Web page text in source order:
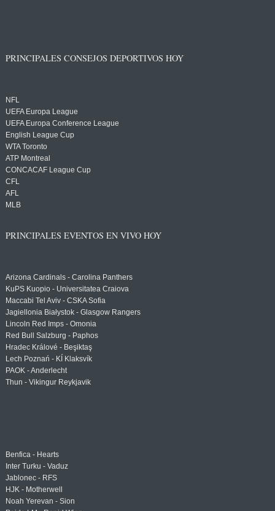
PRINCIPALES CONSEJOS DEPORTIVOS HOY
NFL
UEFA Europa League
UEFA Europa Conference League
English League Cup
WTA Toronto
ATP Montreal
CONCACAF League Cup
CFL
AFL
MLB
PRINCIPALES EVENTOS EN VIVO HOY
Arizona Cardinals - Carolina Panthers
KuPS Kuopio - Universitatea Craiova
Maccabi Tel Aviv - CSKA Sofia
Jagiellonia Białystok - Glasgow Rangers
Lincoln Red Imps - Omonia
Red Bull Salzburg - Paphos
Hradec Králové - Beşiktaş
Lech Poznań - KÍ Klaksvík
PAOK - Anderlecht
Thun - Vikingur Reykjavik
Benfica - Hearts
Inter Turku - Vaduz
Jablonec - RFS
HJK - Motherwell
Noah Yerevan - Sion